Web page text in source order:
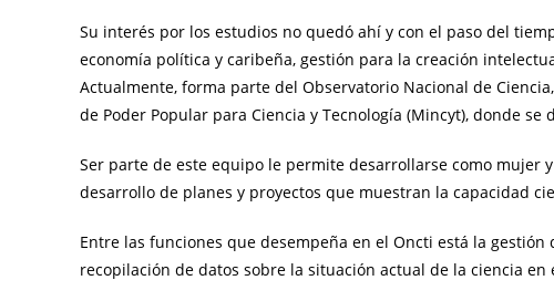
Su interés por los estudios no quedó ahí y con el paso del
economía política y caribeña, gestión para la creación
Actualmente, forma parte del Observatorio Nacional de
de Poder Popular para Ciencia y Tecnología (Mincyt), donde
Ser parte de este equipo le permite desarrollarse como mujer
desarrollo de planes y proyectos que muestran la capacidad
Entre las funciones que desempeña en el Oncti está la
recopilación de datos sobre la situación actual de la ciencia en